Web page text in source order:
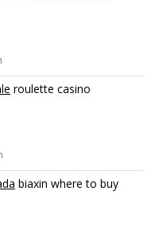
roulette casino
biaxin where to buy